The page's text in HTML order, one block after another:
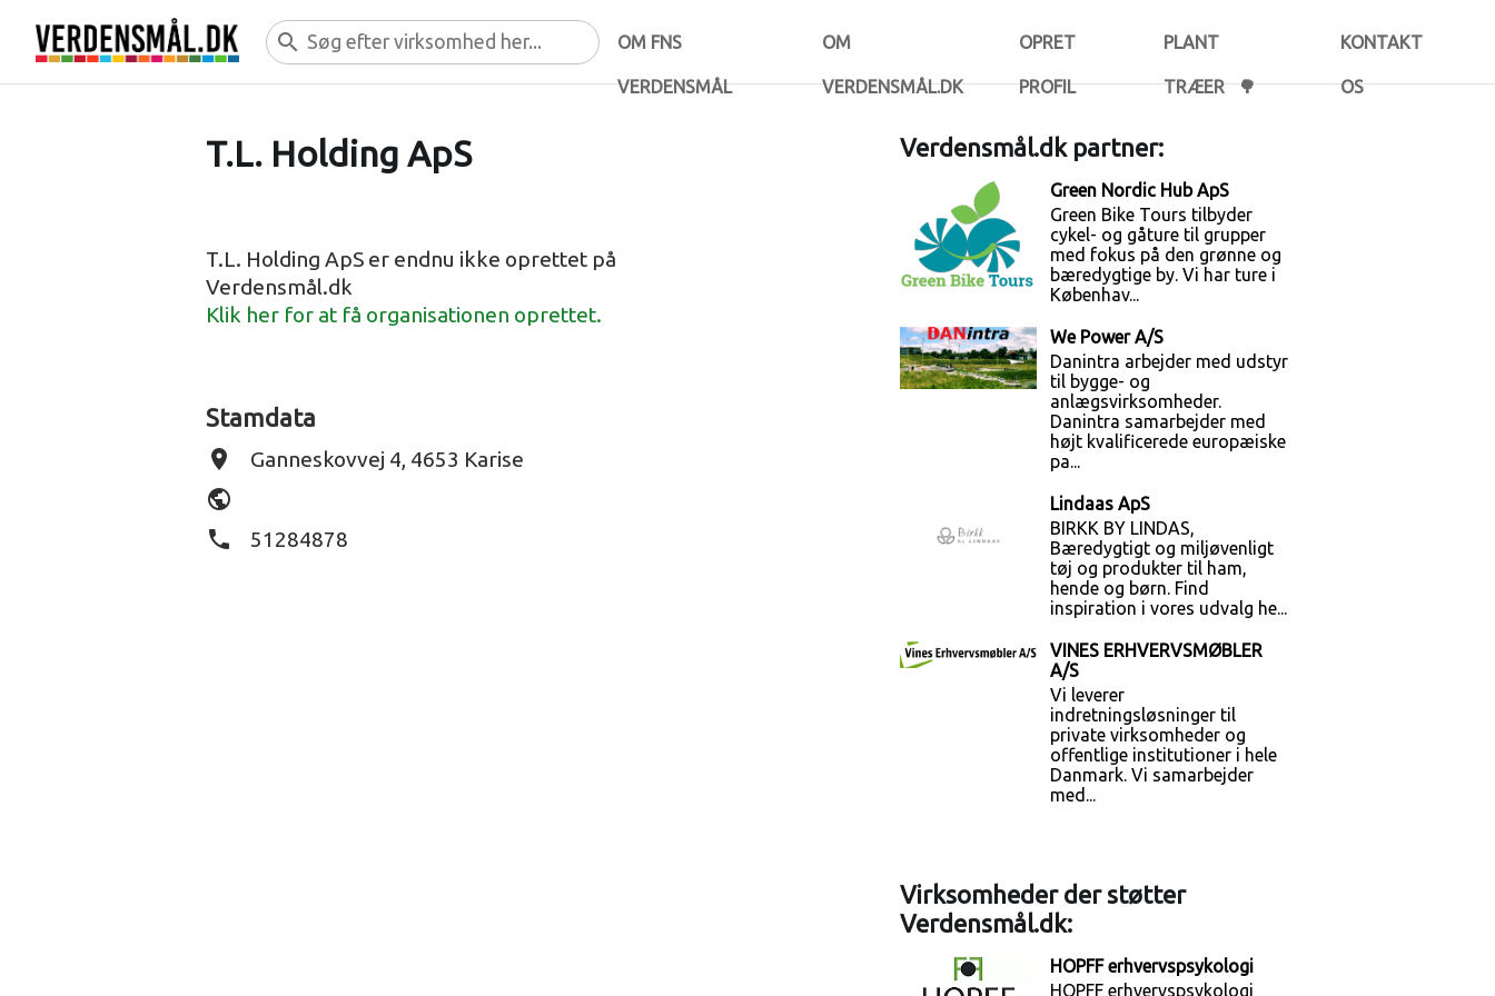
search OM FNS
VERDENSMÅL
OM
VERDENSMÅL.DK
OPRET
PROFIL
PLANT
TRÆER 🌳
KONTAKT
OS
T.L. Holding ApS
T.L. Holding ApS er endnu ikke oprettet på
Verdensmål.dk
Klik her for at få organisationen oprettet.
Stamdata
place Ganneskovvej 4, 4653 Karise
public
phone
51284878
Verdensmål.dk partner:
Green Nordic Hub ApS
Green Bike Tours tilbyder
cykel- og gåture til grupper
med fokus på den grønne og
bæredygtige by. Vi har ture i
Københav...
We Power A/S
Danintra arbejder med udstyr
til bygge- og
anlægsvirksomheder.
Danintra samarbejder med
højt kvalificerede europæiske
pa...
Lindaas ApS
BIRKK BY LINDAS,
Bæredygtigt og miljøvenligt
tøj og produkter til ham,
hende og børn. Find
inspiration i vores udvalg he...
VINES ERHVERVSMØBLER
A/S
Vi leverer
indretningsløsninger til
private virksomheder og
offentlige institutioner i hele
Danmark. Vi samarbejder
med...
Virksomheder der støtter
Verdensmål.dk:
HOPFF erhvervspsykologi
HOPFF erhvervspsykologi